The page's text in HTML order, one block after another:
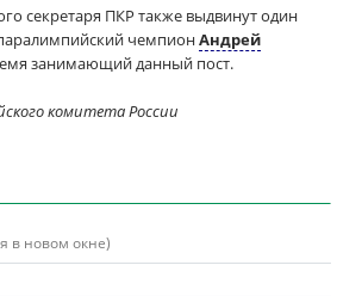
секретаря ПКР также выдвинут один
чемпионАндрей
занимающий данный пост.
комитета России
в новом окне)